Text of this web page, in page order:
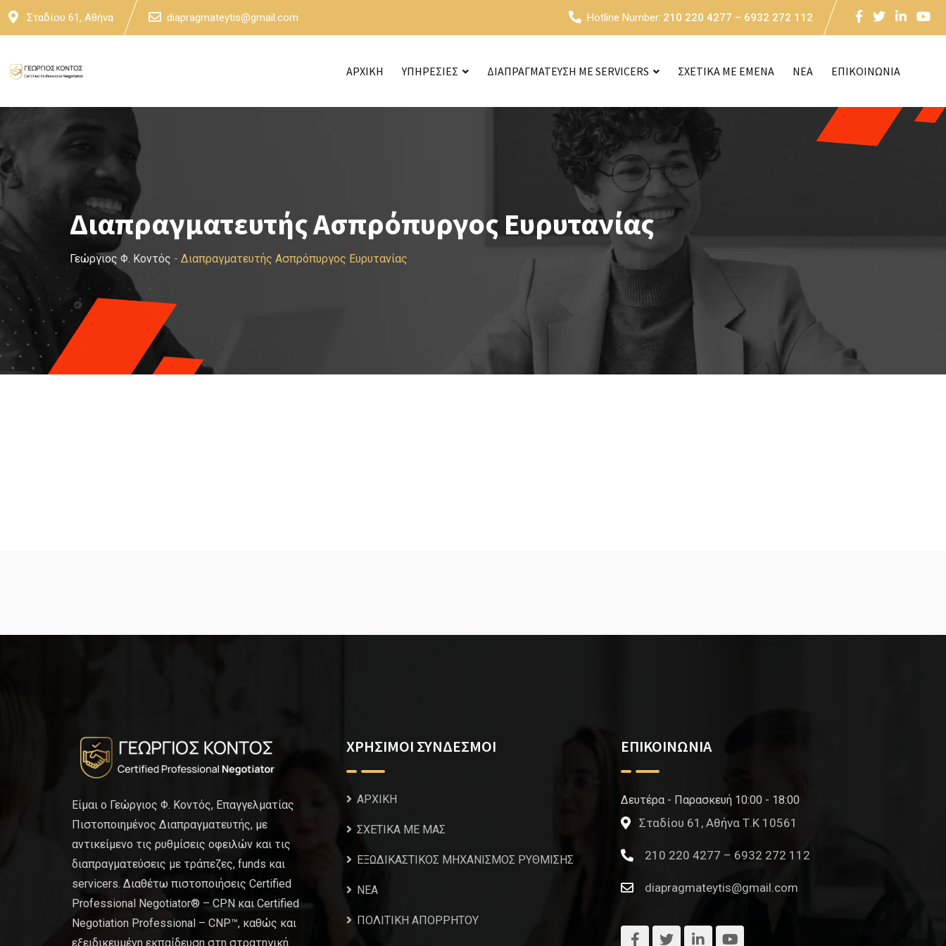
Skip
Σταδίου 61, Αθήνα diapragmateytis@gmail.com Hotline Number: 210 220 4277 – 6932 272 112
ΑΡΧΙΚΗ ΥΠΗΡΕΣΙΕΣ ΔΙΑΠΡΑΓΜΑΤΕΥΣΗ ΜΕ SERVICERS ΣΧΕΤΙΚΑ ΜΕ ΕΜΕΝΑ NEA ΕΠΙΚΟΙΝΩΝΙΑ
Διαπραγματευτής Ασπρόπυργος Ευρυτανίας
Γεώργιος Φ. Κοντός - Διαπραγματευτής Ασπρόπυργος Ευρυτανίας
Είμαι ο Γεώργιος Φ. Κοντός, Επαγγελματίας
Πιστοποιημένος Διαπραγματευτής, με
αντικείμενο τις ρυθμίσεις οφειλών και τις
διαπραγματεύσεις με τράπεζες, funds και
servicers. Διαθέτω πιστοποιήσεις Certified
Professional Negotiator® – CPN και Certified
Negotiation Professional – CNP™, καθώς και
εξειδικευμένη εκπαίδευση στη στρατηγική
ΧΡΗΣΙΜΟΙ ΣΥΝΔΕΣΜΟΙ
ΑΡΧΙΚΗ
ΣΧΕΤΙΚΑ ΜΕ ΜΑΣ
ΕΞΩΔΙΚΑΣΤΙΚΟΣ ΜΗΧΑΝΙΣΜΟΣ ΡΥΘΜΙΣΗΣ
NEA
ΠΟΛΙΤΙΚΗ ΑΠΟΡΡΗΤΟΥ
ΕΠΙΚΟΙΝΩΝΙΑ
Δευτέρα - Παρασκευή 10:00 - 18:00
Σταδίου 61, Αθήνα Τ.Κ 10561
210 220 4277 – 6932 272 112
diapragmateytis@gmail.com